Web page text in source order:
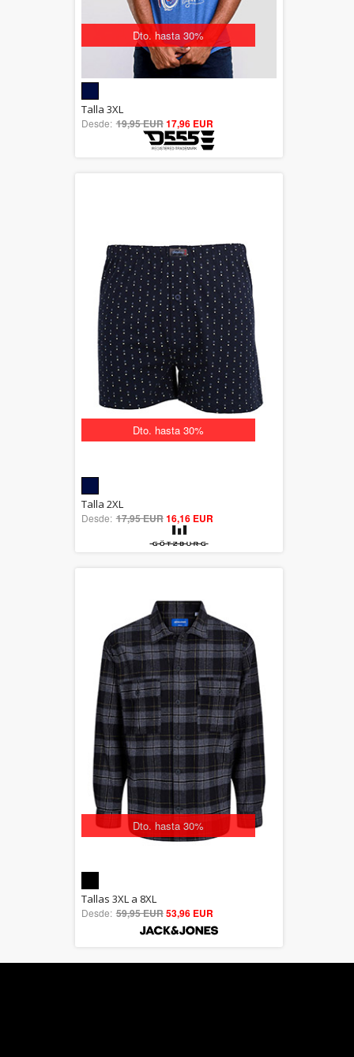
Dto. hasta 30%
out of 5
Talla 3XL
Desde: 19,95 EUR17,96 EUR
Dto. hasta 30%
out of 5
Talla 2XL
Desde: 17,95 EUR16,16 EUR
Dto. hasta 30%
5.00
out of 5
Tallas 3XL a 8XL
Desde: 59,95 EUR53,96 EUR